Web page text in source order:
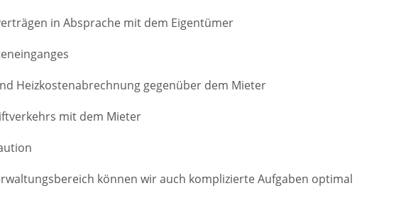
in Absprache mit dem Eigentümer
Heizkostenabrechnung gegenüber dem Mieter
mit dem Mieter
können wir auch komplizierte Aufgaben optimal